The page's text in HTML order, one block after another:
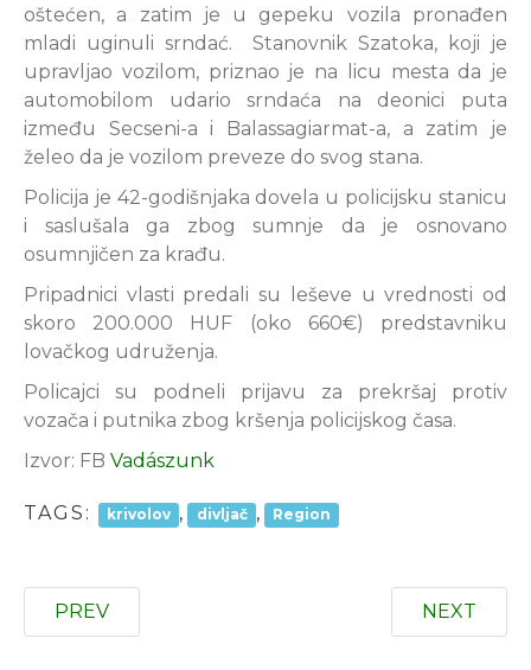
oštećen, a zatim je u gepeku vozila pronađen
mladi uginuli srndać. Stanovnik Szatoka, koji je
upravljao vozilom, priznao je na licu mesta da je
automobilom udario srndaća na deonici puta
između Secseni-a i Balassagiarmat-a, a zatim je
želeo da je vozilom preveze do svog stana.
Policija je 42-godišnjaka dovela u policijsku stanicu
i saslušala ga zbog sumnje da je osnovano
osumnjičen za krađu.
Pripadnici vlasti predali su leševe u vrednosti od
skoro 200.000 HUF (oko 660€) predstavniku
lovačkog udruženja.
Policajci su podneli prijavu za prekršaj protiv
vozača i putnika zbog kršenja policijskog časa.
Izvor: FB Vadászunk
TAGS: krivolov , divljač , Region
PREV NEXT